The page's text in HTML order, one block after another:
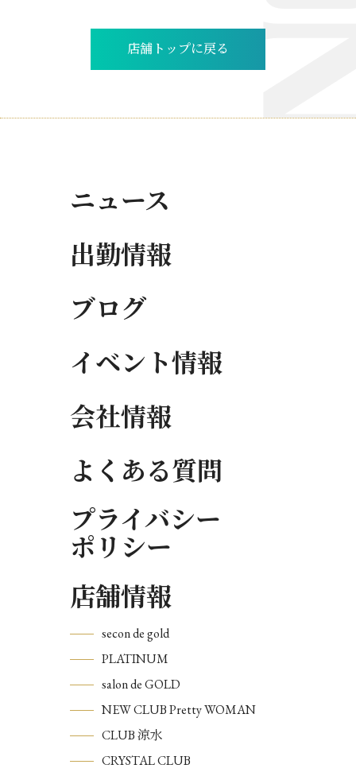
店舗トップに戻る
ニュース
出勤情報
ブログ
イベント情報
会社情報
よくある質問
プライバシー
ポリシー
店舗情報
secon de gold
PLATINUM
salon de GOLD
NEW CLUB Pretty WOMAN
CLUB 涼水
CRYSTAL CLUB